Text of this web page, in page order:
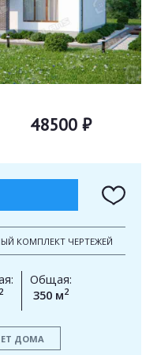
48500 ₽
КОМПЛЕКТ ЧЕРТЕЖЕЙ
2
Общая:
350 м2
ДОМА
данных
данных
Privacy PolicyandTerms of Service